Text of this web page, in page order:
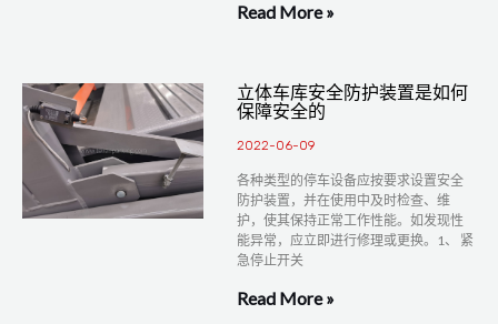
Read More »
立体车库安全防护装置是如何
保障安全的
2022-06-09
各种类型的停车设备应按要求设置安全
防护装置，并在使用中及时检查、维
护，使其保持正常工作性能。如发现性
能异常，应立即进行修理或更换。1、 紧
急停止开关
Read More »